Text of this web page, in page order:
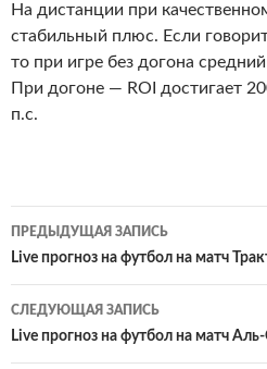
На дистанции при
стабильный плюс. Если
то при игре без догона
При догоне — ROI достигает
п.с.
Навигация
по
записям
ПРЕДЫДУЩАЯ ЗАПИСЬ
Live прогноз на футбол на матч
СЛЕДУЮЩАЯ ЗАПИСЬ
Live прогноз на футбол на матч